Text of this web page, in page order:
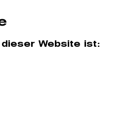
Website ist: